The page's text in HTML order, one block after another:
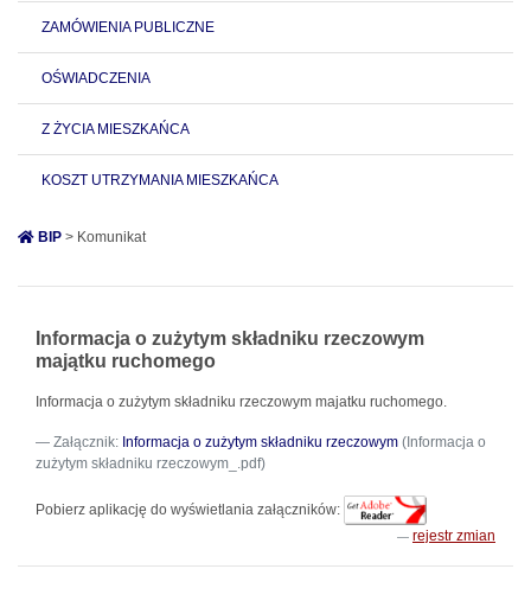
ZAMÓWIENIA PUBLICZNE
OŚWIADCZENIA
Z ŻYCIA MIESZKAŃCA
KOSZT UTRZYMANIA MIESZKAŃCA
BIP > Komunikat
Informacja o zużytym składniku rzeczowym
majątku ruchomego
Informacja o zużytym składniku rzeczowym majatku ruchomego.
Załącznik: Informacja o zużytym składniku rzeczowym (Informacja o
zużytym składniku rzeczowym_.pdf)
Pobierz aplikację do wyświetlania załączników:
rejestr zmian